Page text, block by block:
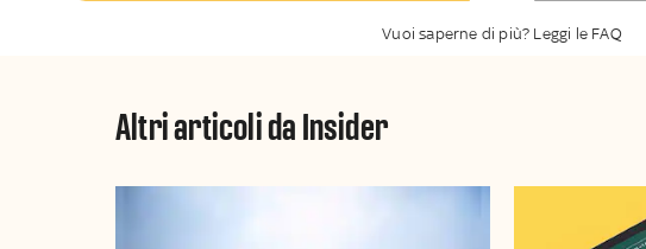
Vuoi saperne di più? Leggi le FAQ
Altri articoli da Insider